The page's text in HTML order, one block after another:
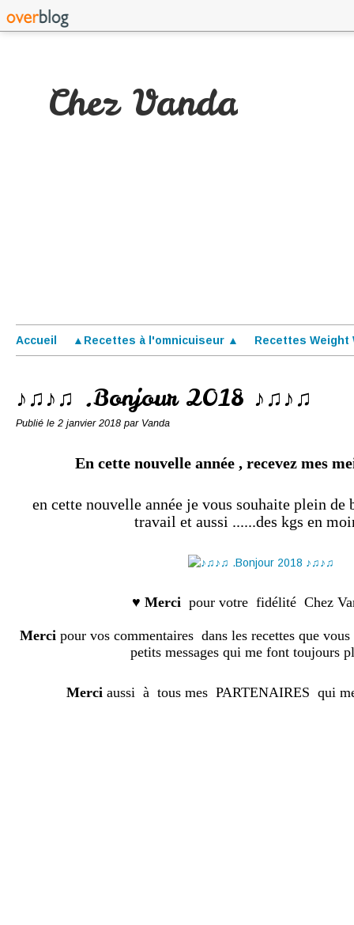
Chez Vanda
Accueil ▲Recettes à l'omnicuiseur ▲ Recettes Weight
♪♫♪♫ .Bonjour 2018 ♪♫♪♫
Publié le 2 janvier 2018 par Vanda
En cette nouvelle année , recevez mes
en cette nouvelle année je vous souhaite plein de
travail et aussi ......des kgs en
♥ Merci pour votre fidélité Chez
Mercipour vos commentaires dans les recettes que
petits messages qui me font toujours
Merci aussi à tous mes PARTENAIRES qui